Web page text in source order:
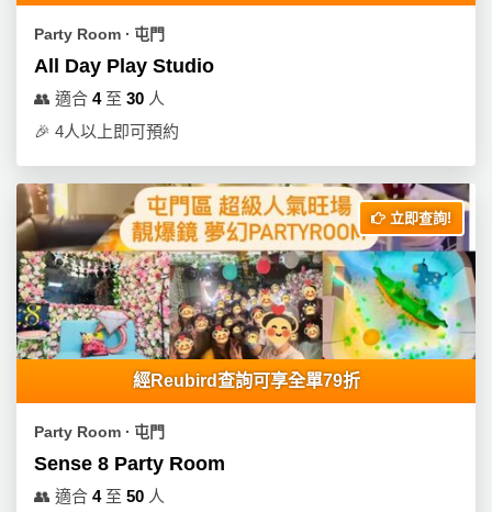
Party Room ∙ 屯門
All Day Play Studio
👥 適合 4至 30 人
🎉 4人以上即可預約
立即查詢!
經Reubird查詢可享全單79折
Party Room ∙ 屯門
Sense 8 Party Room
👥 適合 4至 50 人